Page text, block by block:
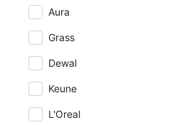
Aura
Grass
Dewal
Keune
L'Oreal